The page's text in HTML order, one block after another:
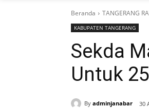
Beranda TANGERANG
KABUPATEN TANGERANG
Sekda
Untuk
By adminjanabar 30